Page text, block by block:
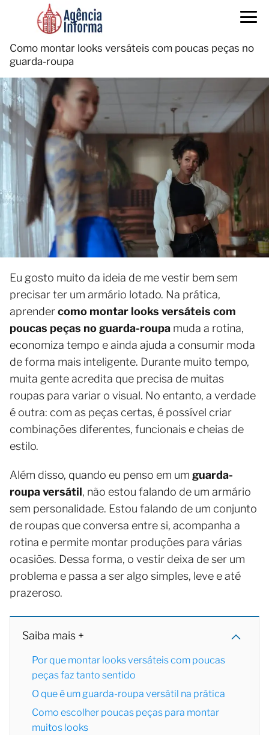
Como montar looks versáteis com poucas peças no
guarda-roupa
Eu gosto muito da ideia de me vestir bem sem
precisar ter um armário lotado. Na prática,
aprendercomo montar looks versáteis com
poucas peças no guarda-roupa muda a rotina,
economiza tempo e ainda ajuda a consumir moda
de forma mais inteligente. Durante muito tempo,
muita gente acredita que precisa de muitas
roupas para variar o visual. No entanto, a verdade
é outra: com as peças certas, é possível criar
combinações diferentes, funcionais e cheias de
estilo.
Além disso, quando eu penso em um guarda-
roupa versátil, não estou falando de um armário
sem personalidade. Estou falando de um conjunto
de roupas que conversa entre si, acompanha a
rotina e permite montar produções para várias
ocasiões. Dessa forma, o vestir deixa de ser um
problema e passa a ser algo simples, leve e até
prazeroso.
Saiba mais +
Por que montar looks versáteis com poucas
peças faz tanto sentido
O que é um guarda-roupa versátil na prática
Como escolher poucas peças para montar
muitos looks